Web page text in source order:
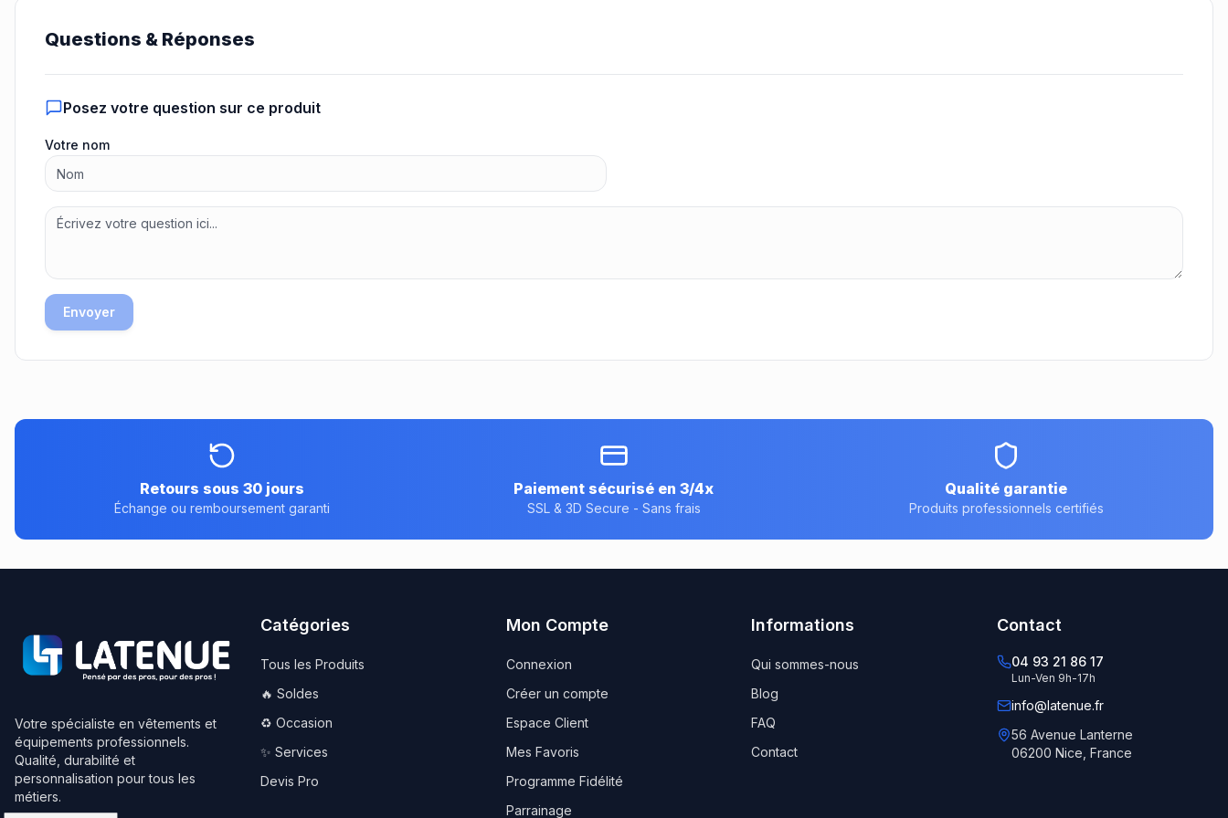
Questions & Réponses
Posez votre question sur ce produit
Votre nom
Envoyer
Retours sous 30 jours
Échange ou remboursement garanti
Paiement sécurisé en 3/4x
SSL & 3D Secure - Sans frais
Qualité garantie
Produits professionnels certifiés
Votre spécialiste en vêtements et
équipements professionnels.
Qualité, durabilité et
personnalisation pour tous les
métiers.
Catégories
Tous les Produits
🔥 Soldes
♻️ Occasion
✨ Services
Devis Pro
Mon Compte
Connexion
Créer un compte
Espace Client
Mes Favoris
Programme Fidélité
Parrainage
Informations
Qui sommes-nous
Blog
FAQ
Contact
Contact
04 93 21 86 17
Lun-Ven 9h-17h
info@latenue.fr
56 Avenue Lanterne
06200 Nice, France